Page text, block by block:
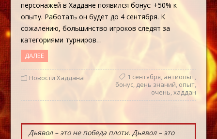
персонажей в Хаддане появился бонус: +50% к
опыту. Работать он будет до 4 сентября. К
сожалению, большинство игроков следят за
категориями турниров…
ДАЛЕЕ
Новости Хаддана 1 сентября, антиопыт,
бонус, день знаний, опыт,
очень,хаддан
Дьявол – это не победа плоти. Дьявол – это